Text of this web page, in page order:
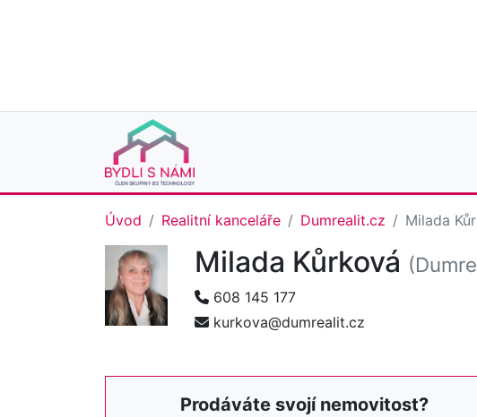
Úvod Realitní kanceláře Dumrealit.cz Milada
Milada Kůrková
608 145 177
kurkova@dumrealit.cz
Prodáváte svojí nemovitost?